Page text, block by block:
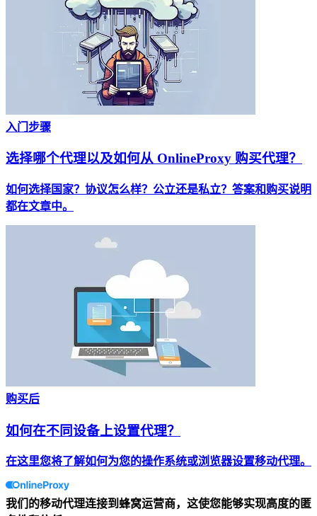
入门步骤
选择哪个代理以及如何从 OnlineProxy 购买代理？
如何选择国家？协议怎么样？公立还是私立？答案和购买说明
都在文章中。
购买后
如何在不同设备上设置代理？
在这里您将了解如何为您的操作系统或浏览器设置移动代理。
我们的移动代理连接到蜂窝运营商，这使您能够实现高度的匿